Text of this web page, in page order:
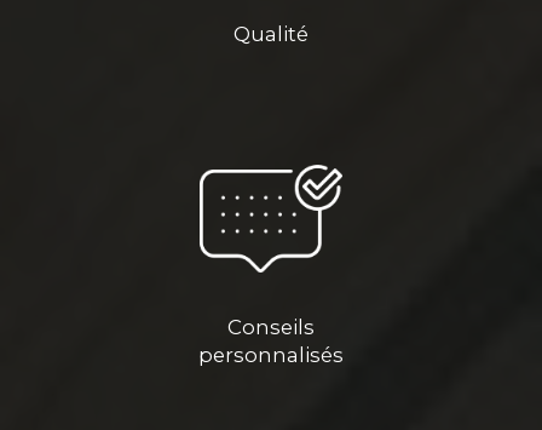
Qualité
Conseils
personnalisés